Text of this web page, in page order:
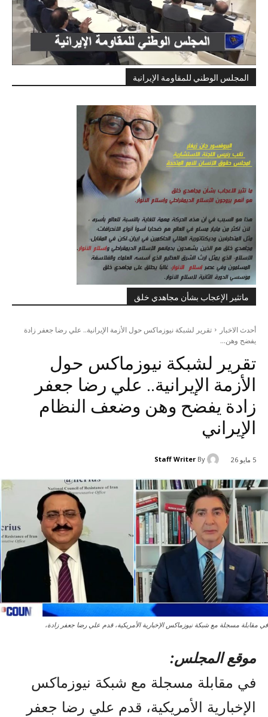
المجلس الوطني للمقاومة الإيرانية
ماتثير الإعجاب بشأن مجاهدي خلق
أحدث الاخبار
تقرير لشبكة نيوزماكس حول الأزمة الإيرانية.. علي رضا جعفر زادة
يفضح وهن...
تقرير لشبكة نيوزماكس حول
الأزمة الإيرانية.. علي رضا جعفر
زادة يفضح وهن وضعف النظام
الإيراني
5 مايو 26 By
Staff Writer
في مقابلة مسجلة مع شبكة نيوزماكس الإخبارية الأمريكية، قدم علي رضا جعفر زادة،
موقع المجلس:
في مقابلة مسجلة مع شبكة نيوزماكس
الإخبارية الأمريكية، قدم علي رضا جعفر